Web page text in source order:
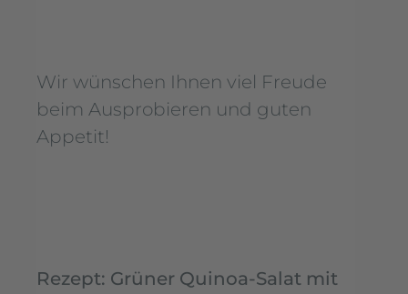
Wir wünschen Ihnen viel Freude
beim Ausprobieren und guten
Appetit!
Rezept: Grüner Quinoa-Salat mit